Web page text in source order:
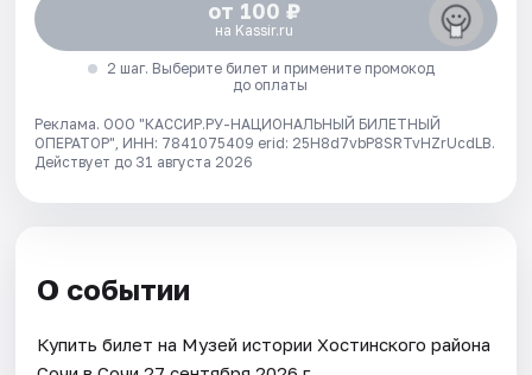
от 100 ₽
на Kassir.ru
2 шаг. Выберите билет и примените промокод
до оплаты
Реклама. ООО "КАССИР.РУ-НАЦИОНАЛЬНЫЙ БИЛЕТНЫЙ
ОПЕРАТОР", ИНН: 7841075409 erid: 25H8d7vbP8SRTvHZrUcdLB.
Действует до 31 августа 2026
О событии
Купить билет на Музей истории Хостинского района